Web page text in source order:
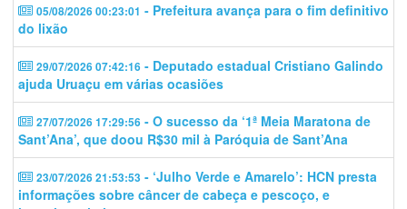
05/08/2026 00:23:01 - Prefeitura avança para o fim definitivo
do lixão
29/07/2026 07:42:16 - Deputado estadual Cristiano Galindo
ajuda Uruaçu em várias ocasiões
27/07/2026 17:29:56 - O sucesso da ‘1ª Meia Maratona de
Sant’Ana’, que doou R$30 mil à Paróquia de Sant’Ana
23/07/2026 21:53:53 - ‘Julho Verde e Amarelo’: HCN presta
informações sobre câncer de cabeça e pescoço, e